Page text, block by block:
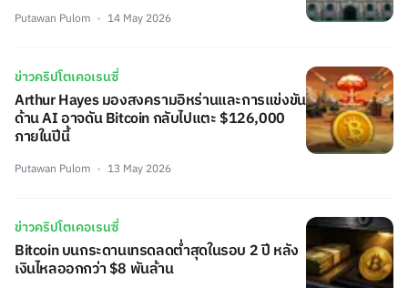
Putawan Pulom 14 May 2026
ข่าวคริปโตเคอเรนซี่
Arthur Hayes มองสงครามอิหร่านและการแข่งขัน
ด้าน AI อาจดัน Bitcoin กลับไปแตะ $126,000
ภายในปีนี้
Putawan Pulom 13 May 2026
ข่าวคริปโตเคอเรนซี่
Bitcoin บนกระดานเทรดลดต่ำสุดในรอบ 2 ปี หลัง
เงินไหลออกกว่า $8 พันล้าน